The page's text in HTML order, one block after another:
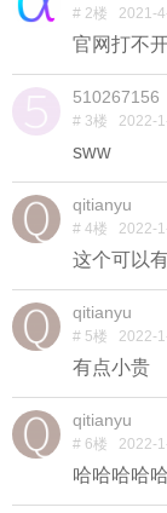
# 2楼 2021-
官网打不
510267156
# 3楼 2022-
sww
qitianyu
# 4楼 2022-
这个可以
qitianyu
# 5楼 2022-
有点小贵
qitianyu
# 6楼 2022-
哈哈哈哈哈